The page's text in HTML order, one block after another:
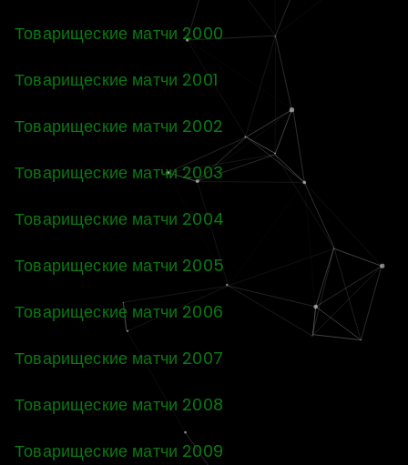
Товарищеские матчи 2000
Товарищеские матчи 2001
Товарищеские матчи 2002
Товарищеские матчи 2003
Товарищеские матчи 2004
Товарищеские матчи 2005
Товарищеские матчи 2006
Товарищеские матчи 2007
Товарищеские матчи 2008
Товарищеские матчи 2009